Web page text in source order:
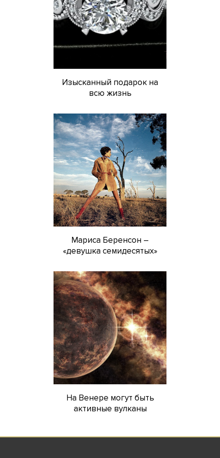
Изысканный подарок на
всю жизнь
Мариса Беренсон –
«девушка семидесятых»
На Венере могут быть
активные вулканы